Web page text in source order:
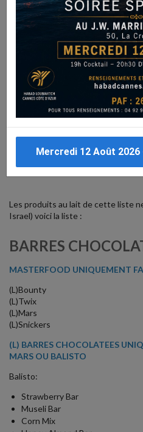
Cette
a été réalisée par le
d’Amsterdam. Elle contient des
groupes agro-alimentaires ayant
exportant vers Israël. Le Rav
Éclaireurs et les Éclaireuses
de tout commerce cacher.
La liste du Rav Wolff
contient
dans la liste du Consistoire. En
figure ici. Cette liste autorise le
s’échappe du fromage lorsque le
Les produits au lait de cette liste
Israel) voici la liste :
BARRES
MASTERFOOD UNIQUEMENT
(L)Bounty
(L)Twix
(L)Mars
(L)Snickers
(L) BARRES CHOCOLATEES
MARS OU BALISTO
Balisto:
Strawberry Bar
Museli Bar
Corn Mix